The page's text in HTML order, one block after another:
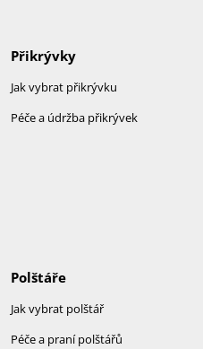
Přikrývky
Jak vybrat přikrývku
Péče a údržba přikrývek
Polštáře
Jak vybrat polštář
Péče a praní polštářů